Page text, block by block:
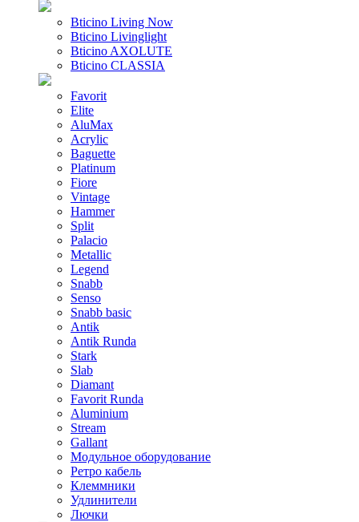
Bticino Living Now
Bticino Livinglight
Bticino AXOLUTE
Bticino CLASSIA
Favorit
Elite
AluMax
Acrylic
Baguette
Platinum
Fiore
Vintage
Hammer
Split
Palacio
Metallic
Legend
Snabb
Senso
Snabb basic
Antik
Antik Runda
Stark
Slab
Diamant
Favorit Runda
Aluminium
Stream
Gallant
Модульное оборудование
Ретро кабель
Клеммники
Удлинители
Лючки